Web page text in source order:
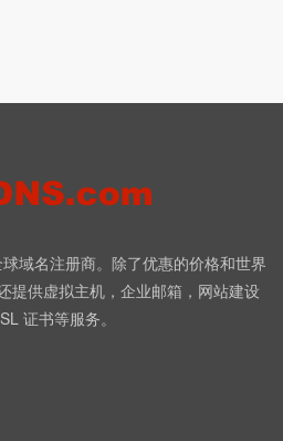
域名注册商。除了优惠的价格和世界
提供虚拟主机，企业邮箱，网站建设
证书等服务。